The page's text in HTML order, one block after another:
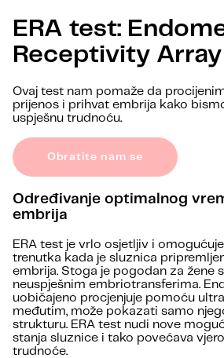
ERA test:
Receptivity Array
Ovaj test nam pomaže da
prijenos i prihvat embrija kako
uspješnu trudnoću.
Obratite nam se
Određivanje optimalnog
embrija
ERA test je vrlo osjetljiv i
trenutka kada je sluznica
embrija. Stoga je pogodan za žene
neuspješnim embriotransferima.
uobičajeno procjenjuje pomoću
međutim, može pokazati samo
strukturu. ERA test nudi nove
stanja sluznice i tako povećava
trudnoće.